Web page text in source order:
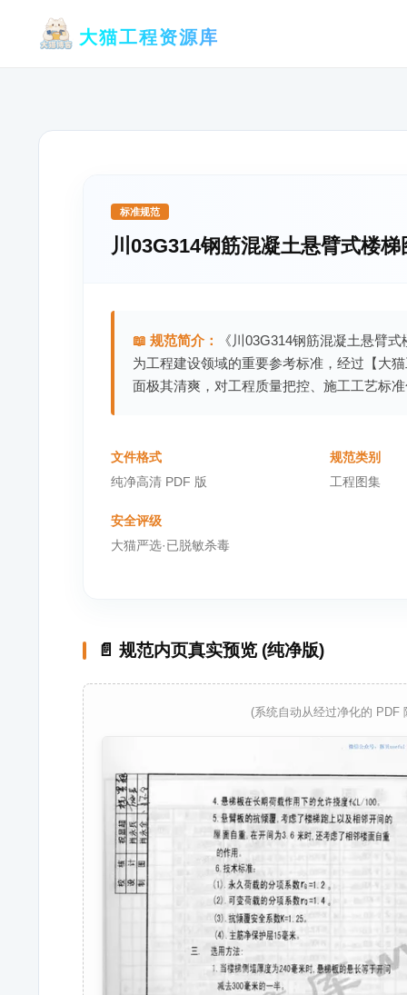
大猫工程资源库
标准规范
川03G314钢筋混凝土悬臂式楼梯
📖 规范简介：
《川03G314钢筋混凝土悬臂
为工程建设领域的重要参考标准，经过【大
面极其清爽，对工程质量把控、施工工艺标
文件格式
纯净高清 PDF 版
规范类别
工程图集
安全评级
大猫严选·已脱敏杀毒
📄 规范内页真实预览 (纯净版)
(系统自动从经过净化的 PDF